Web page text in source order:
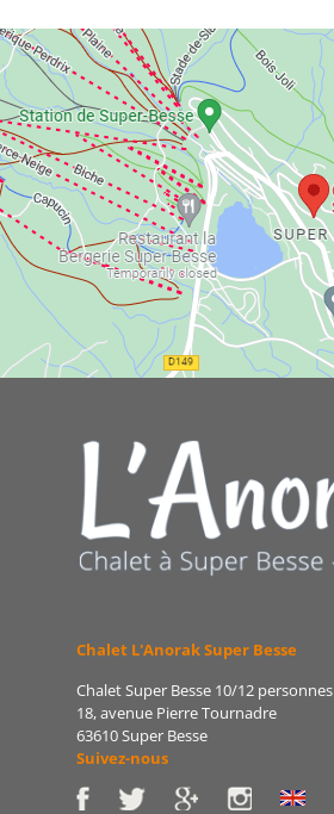
Chalet L'Anorak Super Besse
Chalet Super Besse 10/12 personnes
18, avenue Pierre Tournadre
63610 Super Besse
Suivez-nous